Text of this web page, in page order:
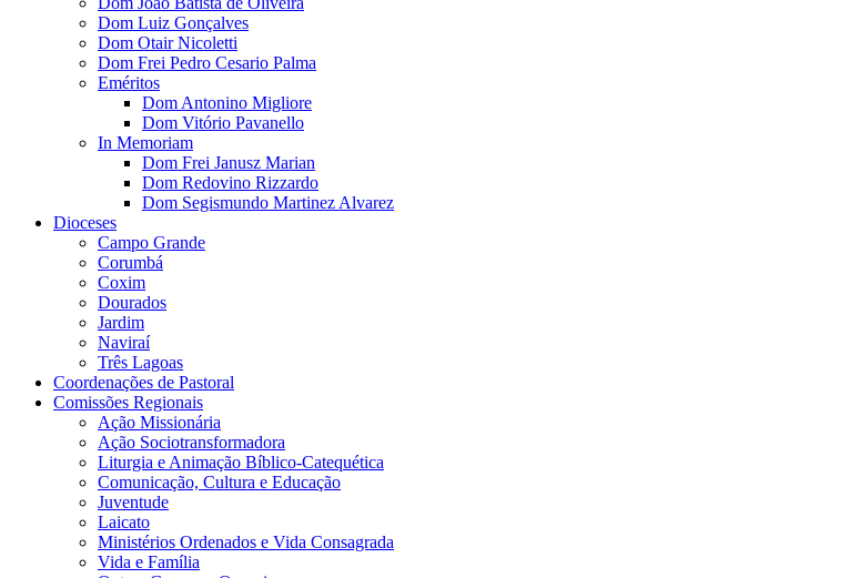
Dom Luiz Gonçalves
Dom Otair Nicoletti
Dom Frei Pedro Cesario Palma
Eméritos
Dom Antonino Migliore
Dom Vitório Pavanello
In Memoriam
Dom Frei Janusz Marian
Dom Redovino Rizzardo
Dom Segismundo Martinez Alvarez
Dioceses
Campo Grande
Corumbá
Coxim
Dourados
Jardim
Naviraí
Três Lagoas
Coordenações de Pastoral
Comissões Regionais
Ação Missionária
Ação Sociotransformadora
Liturgia e Animação Bíblico-Catequética
Comunicação, Cultura e Educação
Juventude
Laicato
Ministérios Ordenados e Vida Consagrada
Vida e Família